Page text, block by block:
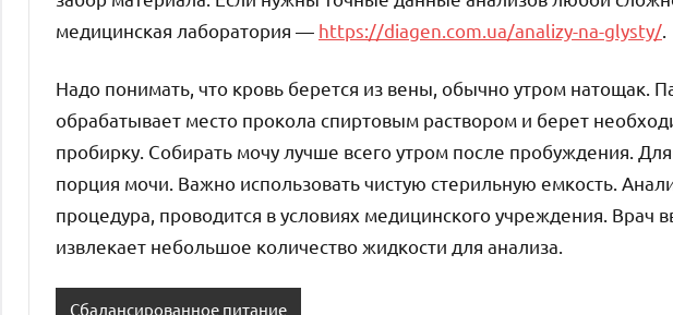
медицинская лаборатория — https://diagen.com.ua/analizy-na-glysty/.
Надо понимать, что кровь берется из вены, обычно утром натощак.
обрабатывает место прокола спиртовым раствором и берет
пробирку. Собирать мочу лучше всего утром после пробуждения.
порция мочи. Важно использовать чистую стерильную емкость.
процедура, проводится в условиях медицинского учреждения. Врач
извлекает небольшое количество жидкости для анализа.
Сбалансированное питание